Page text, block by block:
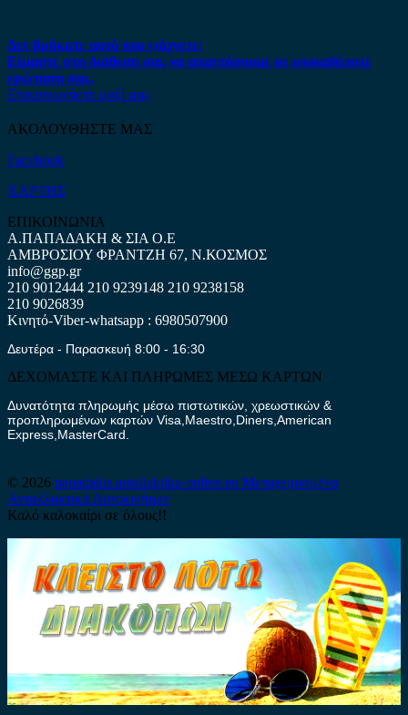
Δεν βρήκατε αυτό που ψάχνετε;
Είμαστε στη διάθεση σας να απαντήσουμε σε οποιαδήποτε
ερώτηση σας.
Επικοινωνήστε μαζί μας
ΑΚΟΛΟΥΘΗΣΤΕ ΜΑΣ
Facebook
ΧΑΡΤΗΣ
ΕΠΙΚΟΙΝΩΝΙΑ
Α.ΠΑΠΑΔΑΚΗ & ΣΙΑ Ο.Ε
ΑΜΒΡΟΣΙΟΥ ΦΡΑΝΤΖΗ 67, Ν.ΚΟΣΜΟΣ
info@ggp.gr
210 9012444 210 9239148 210 9238158
210 9026839
Κινητό-Viber-whatsapp : 6980507900
Δευτέρα - Παρασκευή 8:00 - 16:30
ΔΕΧΟΜΑΣΤΕ ΚΑΙ ΠΛΗΡΩΜΕΣ ΜΕΣΩ ΚΑΡΤΩΝ
Δυνατότητα πληρωμής μέσω πιστωτικών, χρεωστικών &
προπληρωμένων καρτών Visa,Maestro,Diners,American
Express,MasterCard.
© 2026 papadakis.antallaktika-online.eu Μεταχειρισμένα
Ανταλλακτικά Αυτοκινήτων
Καλό καλοκαίρι σε όλους!!